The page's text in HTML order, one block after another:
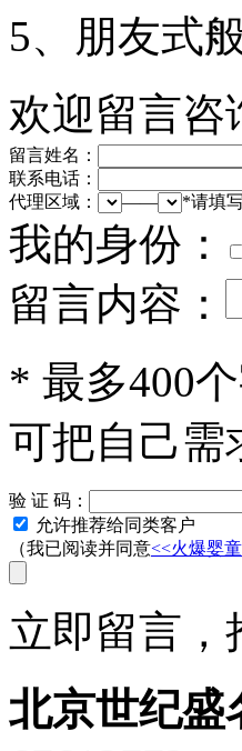
5、朋友式
欢迎留言咨
留言姓名：
联系电话：
代理区域：
—— *请填
我的身份：
留言内容：
* 最多400
可把自己需
验 证 码：
允许推荐给同类客户
（我已阅读并同意<<火爆婴
立即留言
北京世纪盛